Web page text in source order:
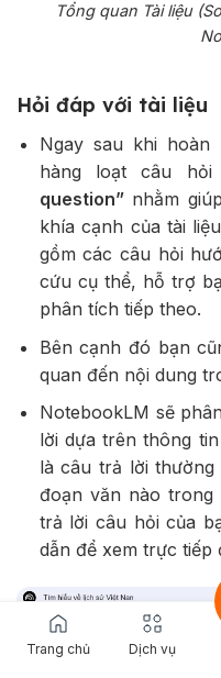
Tổng quan Tài liệu
Hỏi đáp với tài liệu
Ngay sau khi
hàng loạt câu
question”nhằm
khía cạnh của tài
gồm các câu hỏi
cứu cụ thể, hỗ trợ
phân tích tiếp theo.
Bên cạnh đó bạn
quan đến nội dung
NotebookLM sẽ
lời dựa trên thông
là câu trả lời
đoạn văn nào
trả lời câu hỏi của
dẫn để xem trực tiếp
Trang chủ Dịch vụ